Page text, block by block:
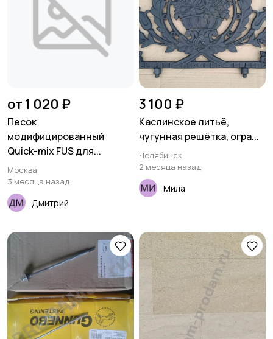
от 1 020 ₽
Песок
модифицированный
Quick-mix FUS для...
Москва
3 месяца назад
Дмитрий
3 100 ₽
Каслинское литьё,
чугунная решётка, огра...
Челябинск
2 месяца назад
Мила